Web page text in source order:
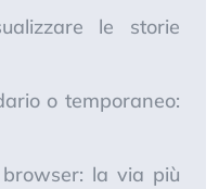
le storie
o temporaneo:
la via più